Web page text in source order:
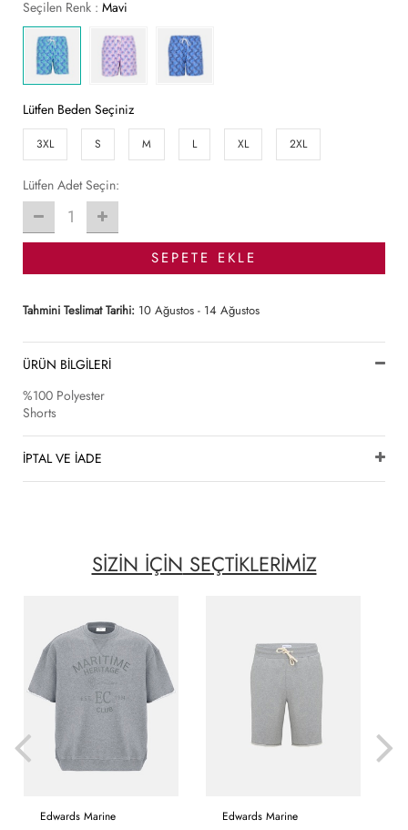
Seçilen Renk : Mavi
Lütfen Beden Seçiniz
3XL S M L XL 2XL
Lütfen Adet Seçin:
1
SEPETE EKLE
Tahmini Teslimat Tarihi: 10 Ağustos - 14 Ağustos
ÜRÜN BİLGİLERİ
%100 Polyester
Shorts
İPTAL VE İADE
SİZİN İÇİN SEÇTİKLERİMİZ
Edwards Marine Edwards Marine